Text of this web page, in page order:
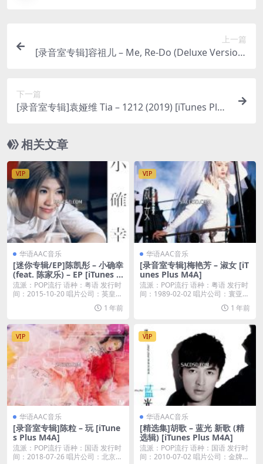
上一篇
[录音室专辑]容祖儿 – Me, Re-Do (Deluxe Version)
下一篇
[录音室专辑]袁娅维 Tia – 1212 (2019) [iTunes Plus
相关文章
VIP
华语AAC音乐
[迷你专辑/EP]陈凯彤 – 小确幸
(feat. 陈家乐) – EP [iTunes P
lus M4A]
流派：POP流行 语种：粤语 发行时
间：2015-10-20 唱片公司：英皇唱
1 年前
VIP
华语AAC音乐
[录音室专辑]梅艳芳 – 淑女 [iT
unes Plus M4A]
流派：POP流行 语种：粤语 发行时
间：1989-02-02 唱片公司：寰亚音
1 年前
VIP
华语AAC音乐
[录音室专辑]陈粒 – 玩 [iTune
s Plus M4A]
流派：POP流行 语种：国语 发行时
间：2018-07-26 唱片公司：北京有
VIP
华语AAC音乐
[精选集]胡歌 – 蓝光 新歌 (精
选辑) [iTunes Plus M4A]
流派：POP流行 语种：国语 发行时
间：2010-07-02 唱片公司：金牌大